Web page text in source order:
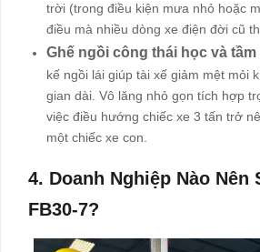
trời (trong điều kiện mưa nhỏ hoặc
điều mà nhiều dòng xe điện đời cũ
Ghế ngồi công thái học và
kế ngồi lái giúp tài xế giảm mệt mỏi
gian dài. Vô lăng nhỏ gọn tích hợp
việc điều hướng chiếc xe 3 tấn trở
một chiếc xe con.
4. Doanh Nghiệp Nào Nên
FB30-7?